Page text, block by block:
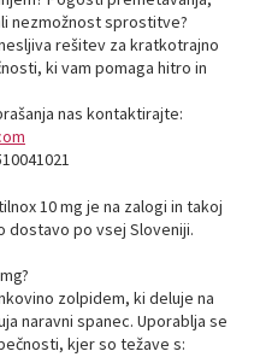
nezmožnost sprostitve?
rešitev za kratkotrajno
ki vam pomaga hitro in
nas kontaktirajte:
10 mg je na zalogi in takoj
dostavo po vsej Sloveniji.
zolpidem, ki deluje na
naravni spanec. Uporablja se
kjer so težave s: